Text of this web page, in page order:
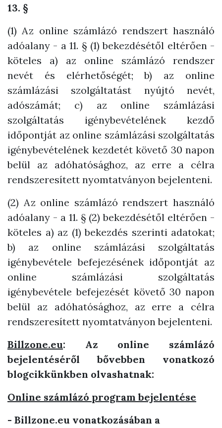
13. §
(1) Az online számlázó rendszert használó
adóalany - a 11. § (1) bekezdésétől eltérően -
köteles a) az online számlázó rendszer
nevét és elérhetőségét; b) az online
számlázási szolgáltatást nyújtó nevét,
adószámát; c) az online számlázási
szolgáltatás igénybevételének kezdő
időpontját az online számlázási szolgáltatás
igénybevételének kezdetét követő 30 napon
belül az adóhatósághoz, az erre a célra
rendszeresített nyomtatványon bejelenteni.
(2) Az online számlázó rendszert használó
adóalany - a 11. § (2) bekezdésétől eltérően -
köteles a) az (1) bekezdés szerinti adatokat;
b) az online számlázási szolgáltatás
igénybevétele befejezésének időpontját az
online számlázási szolgáltatás
igénybevétele befejezését követő 30 napon
belül az adóhatósághoz, az erre a célra
rendszeresített nyomtatványon bejelenteni.
Billzone.eu: Az online számlázó
bejelentéséről bővebben vonatkozó
blogcikkünkben olvashatnak:
Online számlázó program bejelentése
- Billzone.eu vonatkozásában a